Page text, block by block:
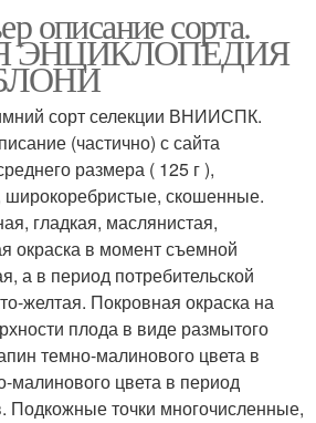
описание сорта.
ЭНЦИКЛОПЕДИЯ
сорт селекции ВНИИСПК.
(частично) с сайта
размера ( 125 г ),
скошенные.
гладкая, маслянистая,
окраска в момент съемной
а в период потребительской
желтая. Покровная окраска на
плода в виде размытого
темно-малинового цвета в
малинового цвета в период
Подкожные точки многочисленные,